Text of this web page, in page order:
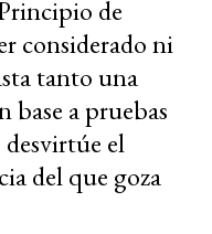
de
considerado ni
tanto una
base a pruebas
el
del que goza